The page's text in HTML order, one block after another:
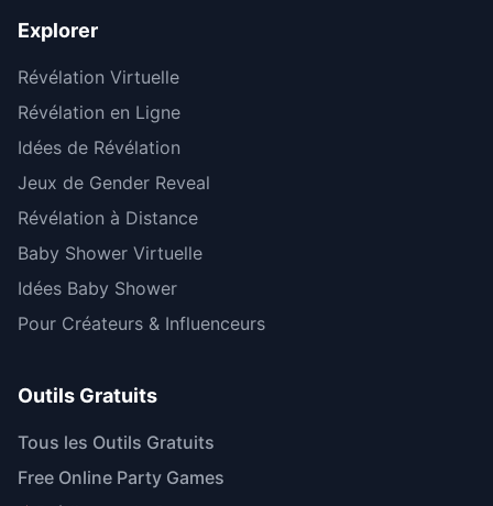
Explorer
Révélation Virtuelle
Révélation en Ligne
Idées de Révélation
Jeux de Gender Reveal
Révélation à Distance
Baby Shower Virtuelle
Idées Baby Shower
Pour Créateurs & Influenceurs
Outils Gratuits
Tous les Outils Gratuits
Free Online Party Games